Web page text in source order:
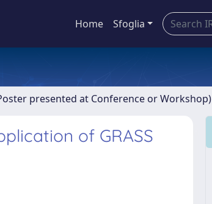
Home Sfoglia
presented at Conference or Workshop)
of GRASS